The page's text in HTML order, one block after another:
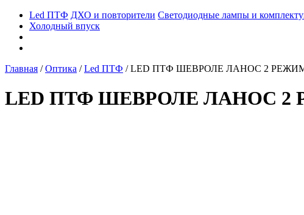
Led ПТФ ДХО и повторители Светодиодные лампы и
Холодный впуск
Главная /Оптика /Led ПТФ / LED ПТФ ШЕВРОЛЕ ЛАНОС 2
LED ПТФ ШЕВРОЛЕ ЛАНОС